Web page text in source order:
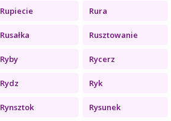
Rupiecie Rura
Rusałka Rusztowanie
Ryby Rycerz
Rydz Ryk
Rynsztok Rysunek